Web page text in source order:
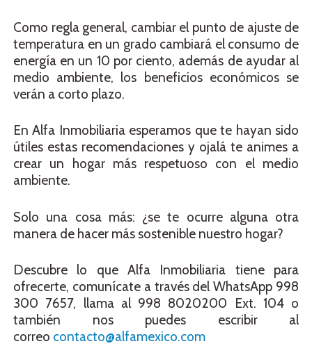
Como regla general, cambiar el punto de ajuste de
temperatura en un grado cambiará el consumo de
energía en un 10 por ciento, además de ayudar al
medio ambiente, los beneficios económicos se
verán a corto plazo.
En Alfa Inmobiliaria esperamos que te hayan sido
útiles estas recomendaciones y ojalá te animes a
crear un hogar más respetuoso con el medio
ambiente.
Solo una cosa más: ¿se te ocurre alguna otra
manera de hacer más sostenible nuestro hogar?
Descubre lo que Alfa Inmobiliaria tiene para
ofrecerte, comunícate a través del WhatsApp 998
300 7657, llama al 998 8020200 Ext. 104 o
también nos puedes escribir al
correo contacto@alfamexico.com